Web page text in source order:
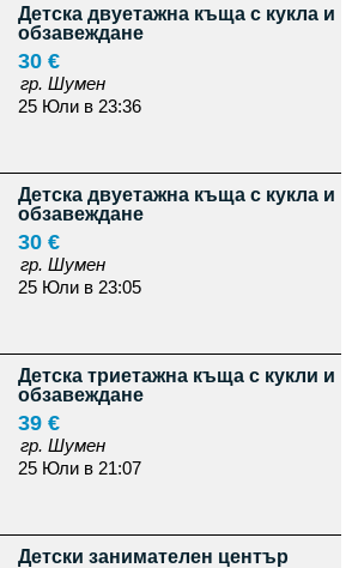
Детска двуетажна къща с кукла и
обзавеждане
30 €
гр. Шумен
25 Юли в 23:36
Детска двуетажна къща с кукла и
обзавеждане
30 €
гр. Шумен
25 Юли в 23:05
Детска триетажна къща с кукли и
обзавеждане
39 €
гр. Шумен
25 Юли в 21:07
Детски занимателен център